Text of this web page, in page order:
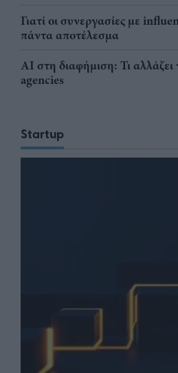
Γιατί οι συνεργασίες με
πάντα αποτέλεσμα
AI στη διαφήμιση: Τι αλλάζει
agencies
Startup